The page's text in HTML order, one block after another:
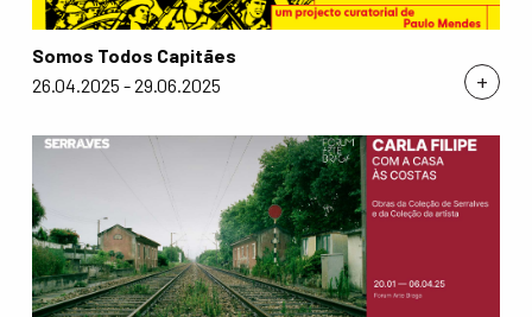
+
Somos Todos Capitães
26.04.2025 - 29.06.2025